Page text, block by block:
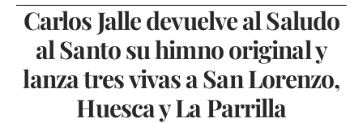
CARTELERA
FARMACIAS
HORÓSCOPO
Carlos Jalle devuelve al Saludo
al Santo su himno original y
lanza tres vivas a San Lorenzo,
Huesca y La Parrilla